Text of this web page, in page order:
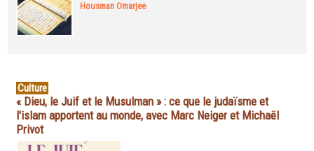
Housman Omarjee
Culture
« Dieu, le Juif et le Musulman » : ce que le judaïsme et
l'islam apportent au monde, avec Marc Neiger et Michaël
Privot